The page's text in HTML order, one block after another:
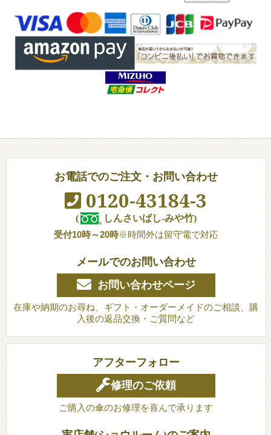
お電話でのご注文・お問い合わせ
0120-43184-3
(
しんさいばし-みや竹)
受付10時～20時※時間外は留守電で対応
メールでのお問い合わせ
お問い合わせページ
在庫や納期のお尋ね、ギフト・オーダーメイドのご相談、購
入後の返品交換・ご質問など
アフターフォロー
修理のご依頼
ご購入の傘のお修理を喜んで承ります